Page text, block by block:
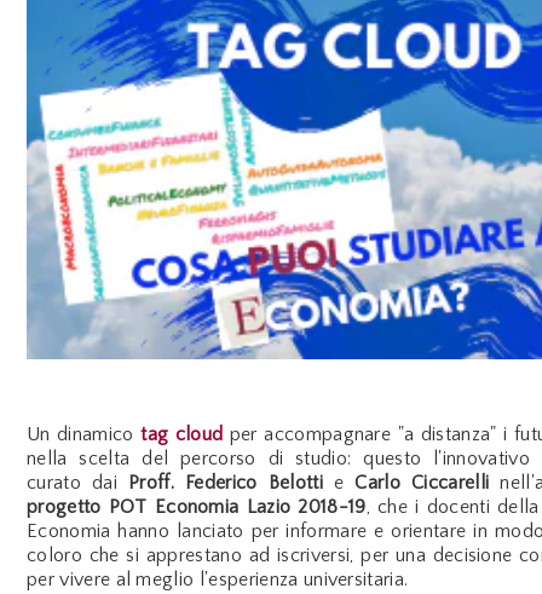
Un dinamico tag cloud per accompagnare "a distanza" i
nella scelta del percorso di studio: questo l'innovativo
curato dai
Proff. Federico Belottie Carlo Ciccarelli
progetto POT Economia Lazio 2018-19, che i docenti
Economia hanno lanciato per informare e orientare in
coloro che si apprestano ad iscriversi, per una decisione
per vivere al meglio l'esperienza universitaria.